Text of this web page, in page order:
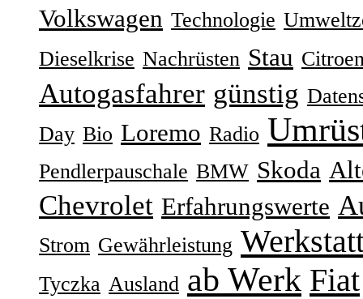
Volkswagen Technologie
Dieselkrise Nachrüsten Stau
Autogasfahrer günstig
Day Bio Loremo Radio
Pendlerpauschale BMW Skoda
Chevrolet Erfahrungswerte
Strom Gewährleistung
Tyczka Ausland ab Werk Fiat